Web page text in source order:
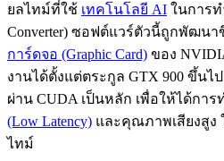
ยลไทม์ที่ใช้ เทคโนโลยี AI ในการท
Converter) ซอฟต์แวร์ตัวนี้ถูกพัฒน
การ์ดจอ (Graphic Card) ของ
งานได้ตั้งแต่ตระกูล GTX 900 ขึ้นไ
ผ่าน CUDA เป็นหลัก เพื่อให้ได้การ
(Low Latency) และคุณภาพเสียงสูง
ไทม์